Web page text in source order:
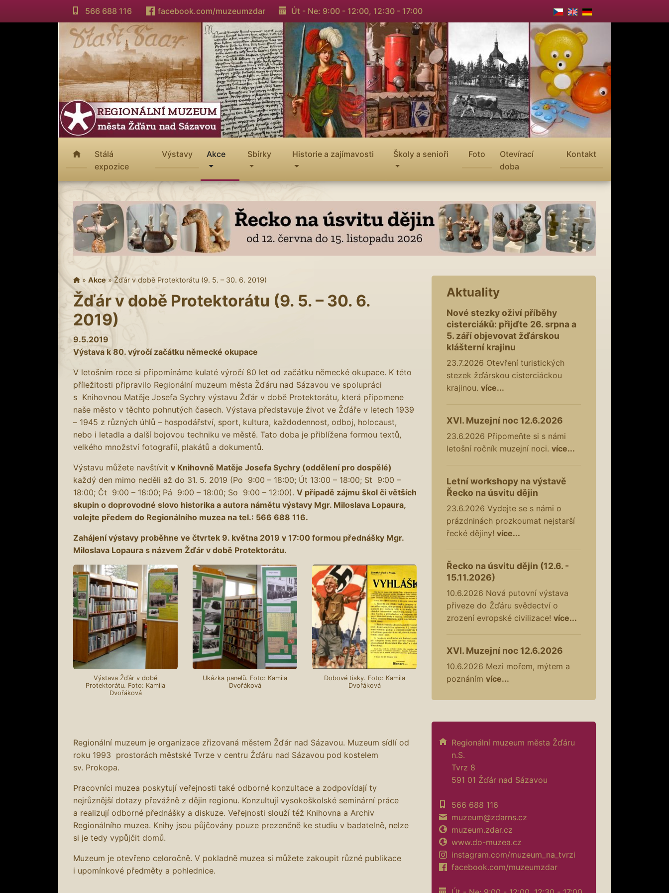
566 688 116 facebook.com/muzeumzdar Út - Ne: 9:00 - 12:00, 12:30 - 17:00
Stálá
expozice
Výstavy Akce Sbírky Historie a zajímavosti Školy a senioři Foto
Otevírací
doba
Kontakt
Aktuality
Nové stezky oživí příběhy
cisterciáků: přijďte 26. srpna a
5. září objevovat žďárskou
klášterní krajinu
23.7.2026 Otevření turistických
stezek žďárskou cisterciáckou
krajinou. více...
XVI. Muzejní noc 12.6.2026
23.6.2026 Připomeňte si s námi
letošní ročník muzejní noci. více...
Letní workshopy na výstavě
Řecko na úsvitu dějin
23.6.2026 Vydejte se s námi o
prázdninách prozkoumat nejstarší
řecké dějiny! více...
Řecko na úsvitu dějin (12.6. -
15.11.2026)
10.6.2026 Nová putovní výstava
přiveze do Žďáru svědectví o
zrození evropské civilizace! více...
XVI. Muzejní noc 12.6.2026
10.6.2026 Mezi mořem, mýtem a
poznáním více...
» Akce » Žďár v době Protektorátu (9. 5. – 30. 6. 2019)
Žďár v době Protektorátu (9. 5. – 30. 6.
2019)
9.5.2019
Výstava k 80. výročí začátku německé okupace
V letošním roce si připomínáme kulaté výročí 80 let od začátku německé okupace. K této
příležitosti připravilo Regionální muzeum města Žďáru nad Sázavou ve spolupráci
s Knihovnou Matěje Josefa Sychry výstavu Žďár v době Protektorátu, která připomene
naše město v těchto pohnutých časech. Výstava představuje život ve Žďáře v letech 1939
– 1945 z různých úhlů – hospodářství, sport, kultura, každodennost, odboj, holocaust,
nebo i letadla a další bojovou techniku ve městě. Tato doba je přiblížena formou textů,
velkého množství fotografií, plakátů a dokumentů.
Výstavu můžete navštívit v Knihovně Matěje Josefa Sychry (oddělení pro dospělé)
každý den mimo neděli až do 31. 5. 2019 (Po 9:00 – 18:00; Út 13:00 – 18:00; St 9:00 –
18:00; Čt 9:00 – 18:00; Pá 9:00 – 18:00; So 9:00 – 12:00). V případě zájmu škol či větších
skupin o doprovodné slovo historika a autora námětu výstavy Mgr. Miloslava Lopaura,
volejte předem do Regionálního muzea na tel.: 566 688 116.
Zahájení výstavy proběhne ve čtvrtek 9. května 2019 v 17:00 formou přednášky Mgr.
Miloslava Lopaura s názvem Žďár v době Protektorátu.
Výstava Žďár v době
Protektorátu. Foto: Kamila
Dvořáková
Ukázka panelů. Foto: Kamila
Dvořáková
Dobové tisky. Foto: Kamila
Dvořáková
Regionální muzeum je organizace zřizovaná městem Žďár nad Sázavou. Muzeum sídlí od
roku 1993 prostorách městské Tvrze v centru Žďáru nad Sázavou pod kostelem
sv. Prokopa.
Pracovníci muzea poskytují veřejnosti také odborné konzultace a zodpovídají ty
nejrůznější dotazy převážně z dějin regionu. Konzultují vysokoškolské seminární práce
a realizují odborné přednášky a diskuze. Veřejnosti slouží též Knihovna a Archiv
Regionálního muzea. Knihy jsou půjčovány pouze prezenčně ke studiu v badatelně, nelze
si je tedy vypůjčit domů.
Muzeum je otevřeno celoročně. V pokladně muzea si můžete zakoupit různé publikace
i upomínkové předměty a pohlednice.
Regionální muzeum města Žďáru
n.S.
Tvrz 8
591 01 Žďár nad Sázavou
566 688 116
muzeum@zdarns.cz
muzeum.zdar.cz
www.do-muzea.cz
instagram.com/muzeum_na_tvrzi
facebook.com/muzeumzdar